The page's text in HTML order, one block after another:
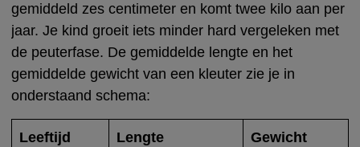
gemiddeld zes centimeter en komt twee kilo aan per
jaar. Je kind groeit iets minder hard vergeleken met
de peuterfase. De gemiddelde lengte en het
gemiddelde gewicht van een kleuter zie je in
onderstaand schema:
Leeftijd Lengte Gewicht